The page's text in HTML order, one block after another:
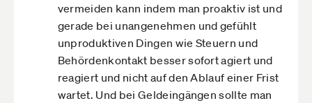
vermeiden kann indem man proaktiv ist und
gerade bei unangenehmen und gefühlt
unproduktiven Dingen wie Steuern und
Behördenkontakt besser sofort agiert und
reagiert und nicht auf den Ablauf einer Frist
wartet. Und bei Geldeingängen sollte man